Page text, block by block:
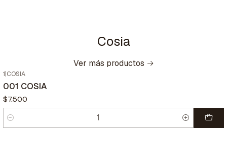
Cosia
Ver más productos
1 COSIA
001 COSIA
$7.500
Cantidad